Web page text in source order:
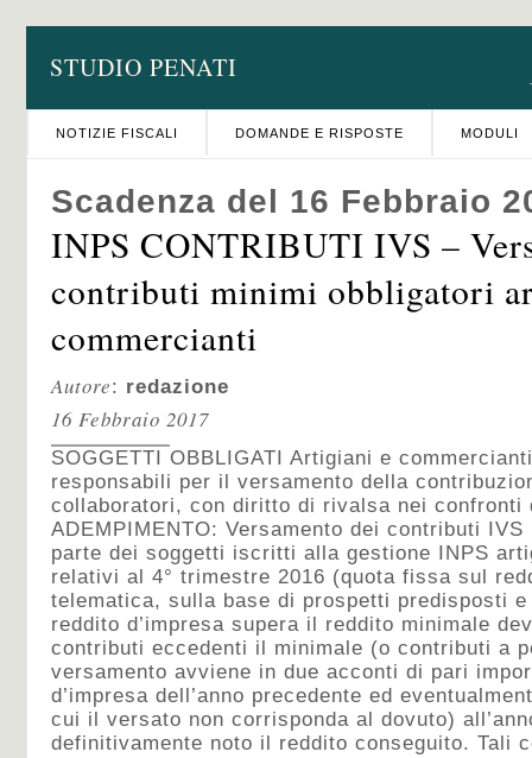
STUDIO PENATI
NOTIZIE FISCALI DOMANDE E RISPOSTE MODULI
Scadenza del 16 Febbraio
INPS CONTRIBUTI IVS –
contributi minimi obbligatori
commercianti
Autore: redazione
16 Febbraio 2017
SOGGETTI OBBLIGATI Artigiani e
responsabili per il versamento della
collaboratori, con diritto di rivalsa nei confronti
ADEMPIMENTO: Versamento dei contributi
parte dei soggetti iscritti alla gestione INPS
relativi al 4° trimestre 2016 (quota fissa sul
telematica, sulla base di prospetti predisposti
reddito d’impresa supera il reddito minimale
contributi eccedenti il minimale (o contributi a
versamento avviene in due acconti di pari
d’impresa dell’anno precedente ed
cui il versato non corrisponda al dovuto)
definitivamente noto il reddito conseguito. Tali